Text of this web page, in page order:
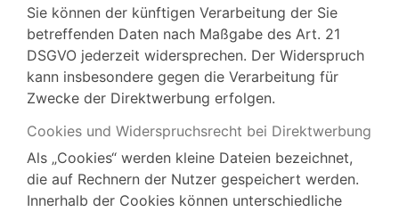
Sie können der künftigen Verarbeitung der Sie
betreffenden Daten nach Maßgabe des Art. 21
DSGVO jederzeit widersprechen. Der Widerspruch
kann insbesondere gegen die Verarbeitung für
Zwecke der Direktwerbung erfolgen.
Cookies und Widerspruchsrecht bei Direktwerbung
Als „Cookies“ werden kleine Dateien bezeichnet,
die auf Rechnern der Nutzer gespeichert werden.
Innerhalb der Cookies können unterschiedliche